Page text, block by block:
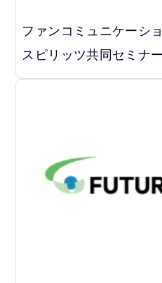
ファンコミュニケーシ
スピリッツ共同セミナ